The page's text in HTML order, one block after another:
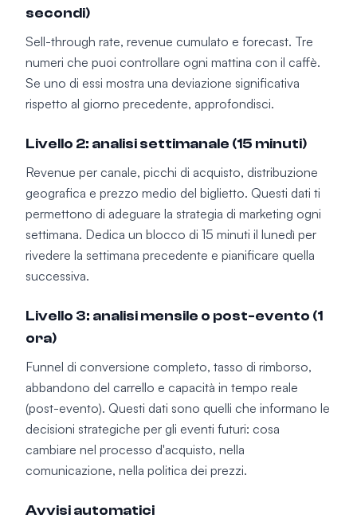
secondi)
Sell-through rate, revenue cumulato e forecast. Tre
numeri che puoi controllare ogni mattina con il caffè.
Se uno di essi mostra una deviazione significativa
rispetto al giorno precedente, approfondisci.
Livello 2: analisi settimanale (15 minuti)
Revenue per canale, picchi di acquisto, distribuzione
geografica e prezzo medio del biglietto. Questi dati ti
permettono di adeguare la strategia di marketing ogni
settimana. Dedica un blocco di 15 minuti il lunedì per
rivedere la settimana precedente e pianificare quella
successiva.
Livello 3: analisi mensile o post-evento (1
ora)
Funnel di conversione completo, tasso di rimborso,
abbandono del carrello e capacità in tempo reale
(post-evento). Questi dati sono quelli che informano le
decisioni strategiche per gli eventi futuri: cosa
cambiare nel processo d'acquisto, nella
comunicazione, nella politica dei prezzi.
Avvisi automatici